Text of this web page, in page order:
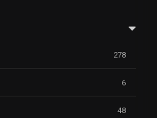
278
6
48